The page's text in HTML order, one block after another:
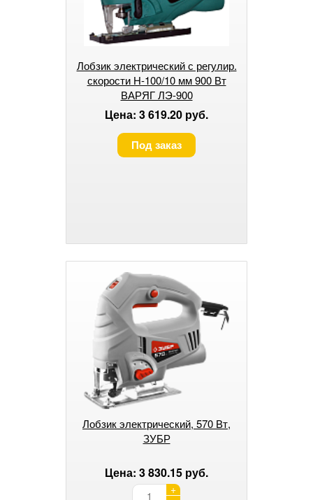
Лобзик электрический с регулир.
скорости Н-100/10 мм 900 Вт
ВАРЯГ ЛЭ-900
Цена: 3 619.20 руб.
Под заказ
Лобзик электрический, 570 Вт,
ЗУБР
Цена: 3 830.15 руб.
+